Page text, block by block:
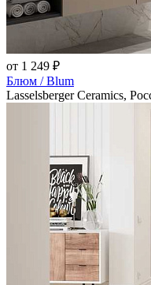
от 1 249 ₽
Блюм / Blum
Lasselsberger Ceramics,